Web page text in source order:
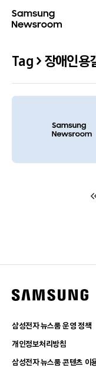
Tag > 장애인용
삼성전자 뉴스룸 운영 정책
개인정보처리방침
삼성전자 뉴스룸 콘텐츠 이